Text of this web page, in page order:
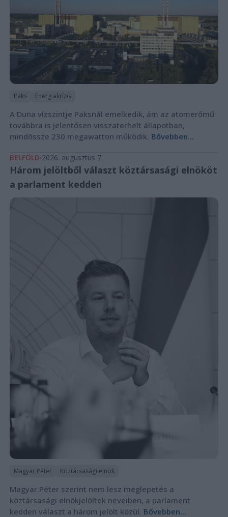
Paks Energiakrízis
A Duna vízszintje Paksnál emelkedik, ám az atomerőmű
továbbra is jelentősen visszaterhelt állapotban,
mindössze 230 megawatton működik. Bővebben...
BELFÖLD 2026. augusztus 7.
Három jelöltből választ köztársasági elnököt
a parlament kedden
Magyar Péter Köztársasági elnök
Magyar Péter szerint nem lesz meglepetés a
köztársasági elnökjelöltek neveiben, a parlament
kedden választ a három jelölt közül. Bővebben...